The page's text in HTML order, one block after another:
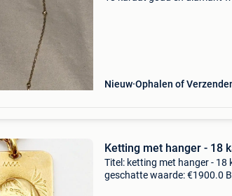
Nieuw Ophalen of
Ketting met hanger - 18
Titel: ketting met hanger - 18
geschatte waarde: €1900.0